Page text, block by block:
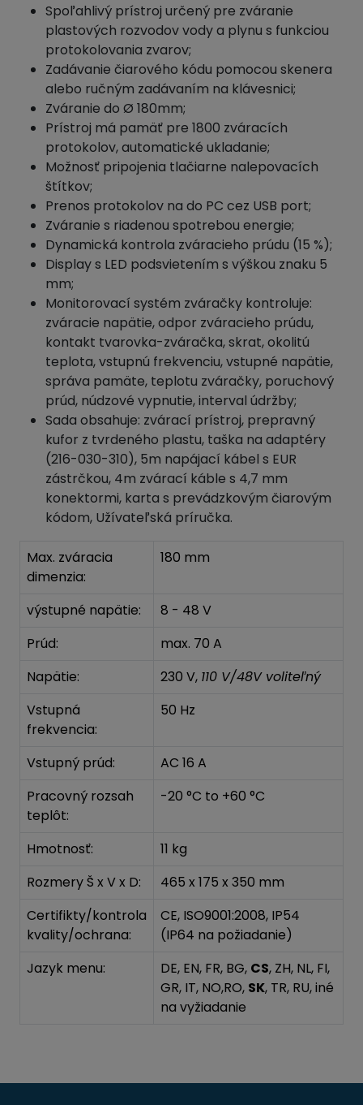
Spoľahlivý prístroj určený pre zváranie
plastových rozvodov vody a plynu s funkciou
protokolovania zvarov;
Zadávanie čiarového kódu pomocou skenera
alebo ručným zadávaním na klávesnici;
Zváranie do Ø 180mm;
Prístroj má pamäť pre 1800 zváracích
protokolov, automatické ukladanie;
Možnosť pripojenia tlačiarne nalepovacích
štítkov;
Prenos protokolov na do PC cez USB port;
Zváranie s riadenou spotrebou energie;
Dynamická kontrola zváracieho prúdu (15 %);
Display s LED podsvietením s výškou znaku 5
mm;
Monitorovací systém zváračky kontroluje:
zváracie napätie, odpor zváracieho prúdu,
kontakt tvarovka-zváračka, skrat, okolitú
teplota, vstupnú frekvenciu, vstupné napätie,
správa pamäte, teplotu zváračky, poruchový
prúd, núdzové vypnutie, interval údržby;
Sada obsahuje: zvárací prístroj, prepravný
kufor z tvrdeného plastu, taška na adaptéry
(216-030-310), 5m napájací kábel s EUR
zástrčkou, 4m zvárací káble s 4,7 mm
konektormi, karta s prevádzkovým čiarovým
kódom, Užívateľská príručka.
Max. zváracia
dimenzia:
180 mm
výstupné napätie:
8 - 48 V
Prúd:
max. 70 A
Napätie:
230 V, 110 V/48V voliteľný
Vstupná
frekvencia:
50 Hz
Vstupný prúd:
AC 16 A
Pracovný rozsah
teplôt:
-20 °C to +60 °C
Hmotnosť:
11 kg
Rozmery Š x V x D:
465 x 175 x 350 mm
Certifikty/kontrola
kvality/ochrana:
CE, ISO9001:2008, IP54
(IP64 na požiadanie)
Jazyk menu:
DE, EN, FR, BG, CS, ZH, NL, FI,
GR, IT, NO,RO, SK, TR, RU, iné
na vyžiadanie